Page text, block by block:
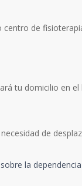
de
tu domicilio en
de
la